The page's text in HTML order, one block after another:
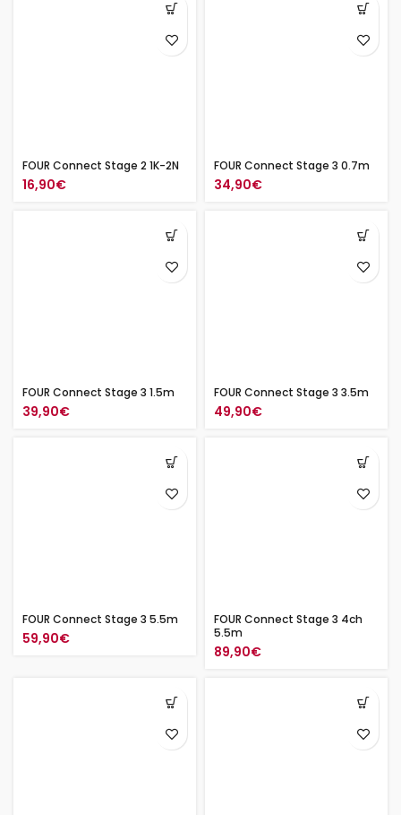
FOUR Connect Stage 2 1K-2N
16,90€
FOUR Connect Stage 3 0.7m
34,90€
FOUR Connect Stage 3 1.5m
39,90€
FOUR Connect Stage 3 3.5m
49,90€
FOUR Connect Stage 3 5.5m
59,90€
FOUR Connect Stage 3 4ch
5.5m
89,90€